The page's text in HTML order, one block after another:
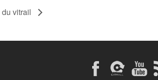
vitrail